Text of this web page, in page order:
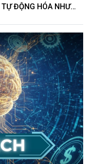
ĐỘNG HÓA NHƯ